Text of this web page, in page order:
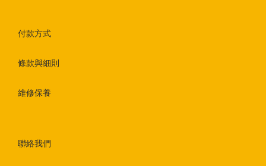
付款方式
條款與細則
維修保養
聯絡我們